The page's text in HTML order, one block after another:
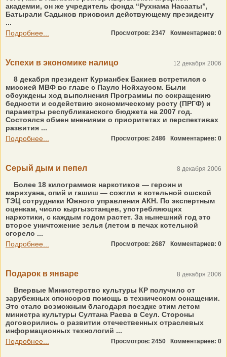
академии, он же учредитель фонда “Рухнама Насааты”,
Батырали Садыков присвоил действующему президенту
...
Подробнее...
Просмотров: 2347 Комментариев: 0
Успехи в экономике налицо 12 декабря 2006
8 декабря президент Курманбек Бакиев встретился с
миссией МВФ во главе с Пауло Нойхаусом. Были
обсуждены ход выполнения Программы по сокращению
бедности и содействию экономическому росту (ПРГФ) и
параметры республиканского бюджета на 2007 год.
Состоялся обмен мнениями о приоритетах и перспективах
развития ...
Подробнее...
Просмотров: 2486 Комментариев: 0
Серый дым и пепел 8 декабря 2006
Более 18 килограммов наркотиков — героин и
марихуана, опий и гашиш — сожгли в котельной ошской
ТЭЦ сотрудники Южного управления АКН. По экспертным
оценкам, число кыргызстанцев, употребляющих
наркотики, с каждым годом растет. За нынешний год это
второе уничтожение зелья (летом в печах котельной
сгорело ...
Подробнее...
Просмотров: 2687 Комментариев: 0
Подарок в январе 8 декабря 2006
Впервые Министерство культуры КР получило от
зарубежных спонсоров помощь в техническом оснащении.
Это стало возможным благодаря поездке этим летом
министра культуры Султана Раева в Сеул. Стороны
договорились о развитии отечественных отраслевых
информационных технологий ...
Подробнее...
Просмотров: 2450 Комментариев: 0